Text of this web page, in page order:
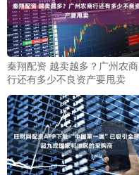
秦翔配资 越卖越多？广州农商
行还有多少不良资产要甩卖